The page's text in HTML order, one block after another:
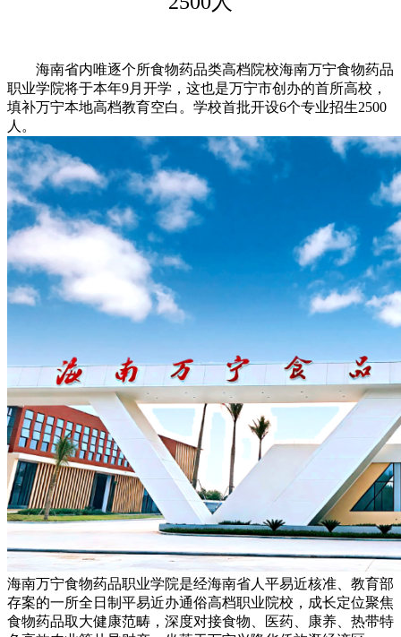
海南省内唯逐个所食物药品类高档院校海南万宁食物药品
职业学院将于本年9月开学，这也是万宁市创办的首所高校，
填补万宁本地高档教育空白。学校首批开设6个专业招生2500
人。
海南万宁食物药品职业学院是经海南省人平易近核准、教育部
存案的一所全日制平易近办通俗高档职业院校，成长定位聚焦
食物药品取大健康范畴，深度对接食物、医药、康养、热带特